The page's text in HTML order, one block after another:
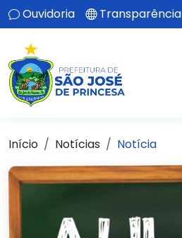
Ouvidoria Transparência
Início Notícias Notícia